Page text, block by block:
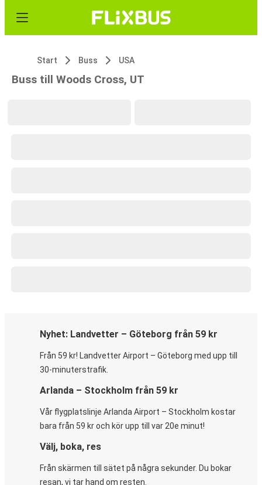
Start Buss USA
Buss till Woods Cross, UT
Nyhet: Landvetter – Göteborg från 59 kr
Från 59 kr! Landvetter Airport – Göteborg med upp till
30-minuterstrafik.
Arlanda – Stockholm från 59 kr
Vår flygplatslinje Arlanda Airport – Stockholm kostar
bara från 59 kr och kör upp till var 20e minut!
Välj, boka, res
Från skärmen till sätet på några sekunder. Du bokar
resan, vi tar hand om resten.